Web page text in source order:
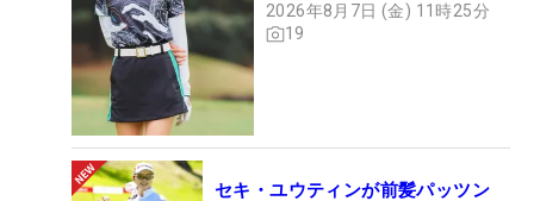
2026年8月7日 (金) 11時25分
19
セキ・ユウティンが前髪パッツン